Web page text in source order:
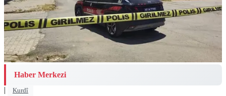
Haber Merkezi
|
Kurdî